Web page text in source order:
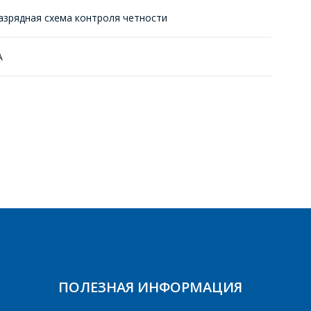
схема контроля чeтности
ПОЛЕЗНАЯ ИНФОРМАЦИЯ